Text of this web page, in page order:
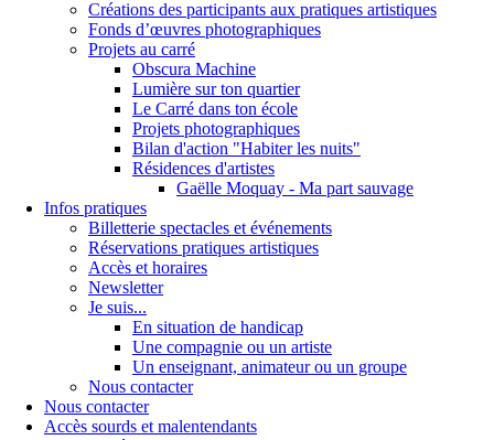
Créations des participants aux pratiques artistiques
Fonds d’œuvres photographiques
Projets au carré
Obscura Machine
Lumière sur ton quartier
Le Carré dans ton école
Projets photographiques
Bilan d'action "Habiter les nuits"
Résidences d'artistes
Gaëlle Moquay - Ma part sauvage
Infos pratiques
Billetterie spectacles et événements
Réservations pratiques artistiques
Accès et horaires
Newsletter
Je suis...
En situation de handicap
Une compagnie ou un artiste
Un enseignant, animateur ou un groupe
Nous contacter
Nous contacter
Accès sourds et malentendants